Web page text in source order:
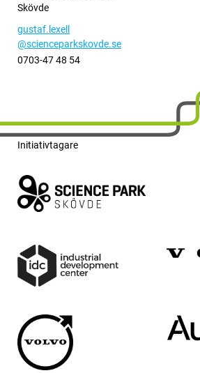
Skövde
gustaf.lexell
@scienceparkskovde.se
0703-47 48 54
Initiativtagare